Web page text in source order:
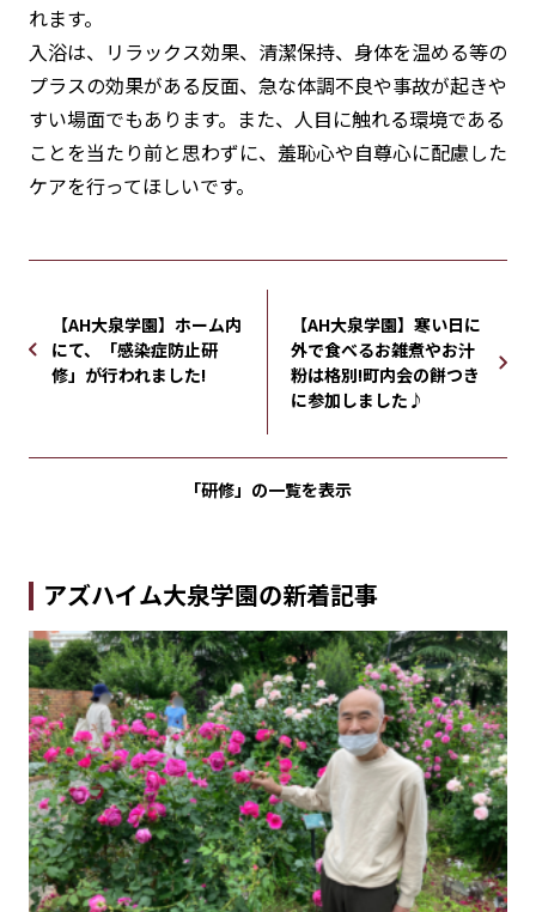
れます。
入浴は、リラックス効果、清潔保持、身体を温める等の
プラスの効果がある反面、急な体調不良や事故が起きや
すい場面でもあります。また、人目に触れる環境である
ことを当たり前と思わずに、羞恥心や自尊心に配慮した
ケアを行ってほしいです。
【AH大泉学園】ホーム内
にて、「感染症防止研
修」が行われました!
【AH大泉学園】寒い日に
外で食べるお雑煮やお汁
粉は格別!町内会の餅つき
に参加しました♪
「研修」の一覧を表示
アズハイム大泉学園の新着記事